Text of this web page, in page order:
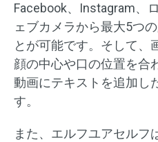
Facebook、Instagram、
ェブカメラから最大5つ
とが可能です。そして、
顔の中心や口の位置を合
動画にテキストを追加し
す。
また、エルフユアセルフ